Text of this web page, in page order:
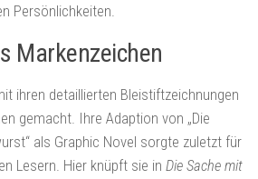
Persönlichkeiten.
Markenzeichen
ihren detaillierten Bleistiftzeichnungen
gemacht. Ihre Adaption von „Die
als Graphic Novel sorgte zuletzt für
Lesern. Hier knüpft sie in Die Sache mit